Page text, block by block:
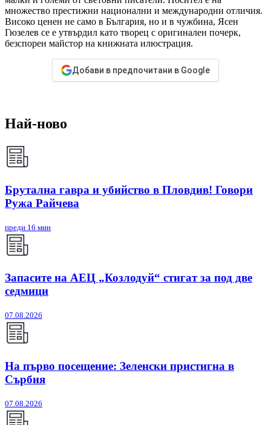
множество престижни национални и международни отличия.
Високо ценен не само в България, но и в чужбина, Ясен
Гюзелев се е утвърдил като творец с оригинален почерк,
безспорен майстор на книжната илюстрация.
Добави в предпочитани в Google
Най-ново
Брутална гавра и убийство в Пловдив! Говори
Ружа Райчева
преди 16 мин
Запасите на АЕЦ „Козлодуй“ стигат за под две
седмици
07.08.2026
На първо посещение: Зеленски пристигна в
Сърбия
07.08.2026